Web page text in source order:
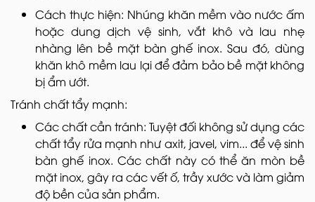
Cách thực hiện: Nhúng khăn mềm vào nước ấm
hoặc dung dịch vệ sinh, vắt khô và lau nhẹ
nhàng lên bề mặt bàn ghế inox. Sau đó, dùng
khăn khô mềm lau lại để đảm bảo bề mặt không
bị ẩm ướt.
Tránh chất tẩy mạnh:
Các chất cần tránh: Tuyệt đối không sử dụng các
chất tẩy rửa mạnh như axit, javel, vim... để vệ sinh
bàn ghế inox. Các chất này có thể ăn mòn bề
mặt inox, gây ra các vết ố, trầy xước và làm giảm
độ bền của sản phẩm.